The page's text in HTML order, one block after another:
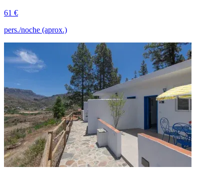
61 €
pers./noche (aprox.)